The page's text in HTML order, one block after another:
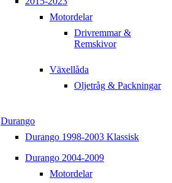
Motordelar
Drivremmar &
Remskivor
Växellåda
Oljetråg & Packningar
Durango
Durango 1998-2003 Klassisk
Durango 2004-2009
Motordelar